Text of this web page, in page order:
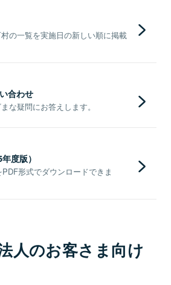
の一覧を実施日の新しい順に掲載
合わせ
な疑問にお答えします。
度版）
形式でダウンロードできま
人のお客さま向け